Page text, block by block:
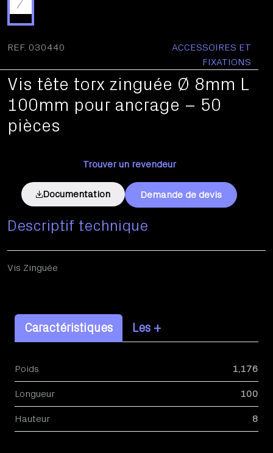
REF. 030440
ACCESSOIRES ET
FIXATIONS
Vis tête torx zinguée Ø 8mm L
100mm pour ancrage – 50
pièces
Trouver un revendeur
Documentation Demande de devis
Descriptif technique
Vis Zinguée
Caractéristiques Les +
Poids 1,176
Longueur 100
Hauteur 8